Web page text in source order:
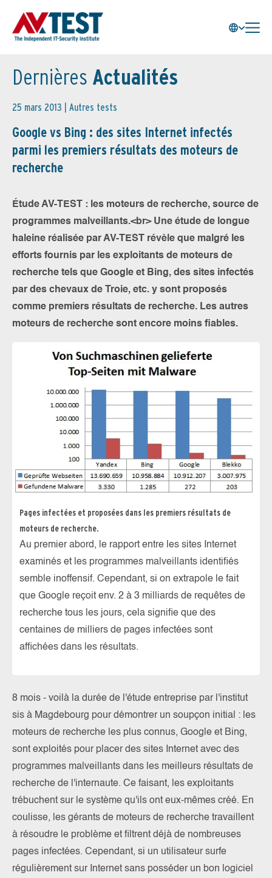
Dernières Actualités
25 mars 2013 | Autres tests
Google vs Bing : des sites Internet infectés
parmi les premiers résultats des moteurs de
recherche
Étude AV-TEST : les moteurs de recherche, source de
programmes malveillants.<br> Une étude de longue
haleine réalisée par AV-TEST révèle que malgré les
efforts fournis par les exploitants de moteurs de
recherche tels que Google et Bing, des sites infectés
par des chevaux de Troie, etc. y sont proposés
comme premiers résultats de recherche. Les autres
moteurs de recherche sont encore moins fiables.
Pages infectées et proposées dans les premiers résultats de
moteurs de recherche.
Au premier abord, le rapport entre les sites Internet
examinés et les programmes malveillants identifiés
semble inoffensif. Cependant, si on extrapole le fait
que Google reçoit env. 2 à 3 milliards de requêtes de
recherche tous les jours, cela signifie que des
centaines de milliers de pages infectées sont
affichées dans les résultats.
8 mois - voilà la durée de l'étude entreprise par l'institut
sis à Magdebourg pour démontrer un soupçon initial : les
moteurs de recherche les plus connus, Google et Bing,
sont exploités pour placer des sites Internet avec des
programmes malveillants dans les meilleurs résultats de
recherche de l'internaute. Ce faisant, les exploitants
trébuchent sur le système qu'ils ont eux-mêmes créé. En
coulisse, les gérants de moteurs de recherche travaillent
à résoudre le problème et filtrent déjà de nombreuses
pages infectées. Cependant, si un utilisateur surfe
régulièrement sur Internet sans posséder un bon logiciel